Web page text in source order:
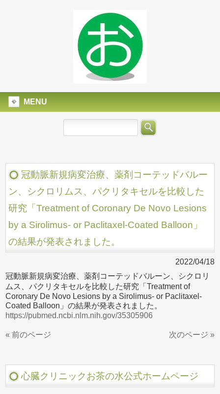
MENU
冠動脈新規病変治療、薬剤コーテッドバルー
ン、シクロリムス、パクリタキセルを比較した
研究「Treatment of Coronary De Novo Lesions
by a Sirolimus- or Paclitaxel-Coated Balloon」
の結果が発表されました。
2022/04/18
冠動脈新規病変治療、薬剤コーテッドバルーン、シクロリ
ムス、パクリタキセルを比較した研究「Treatment of
Coronary De Novo Lesions by a Sirolimus- or Paclitaxel-
Coated Balloon」の結果が発表されました。
https://pubmed.ncbi.nlm.nih.gov/35305906
« 前のページ 次のページ »
心臓クリニックお茶の水公式ホームページ